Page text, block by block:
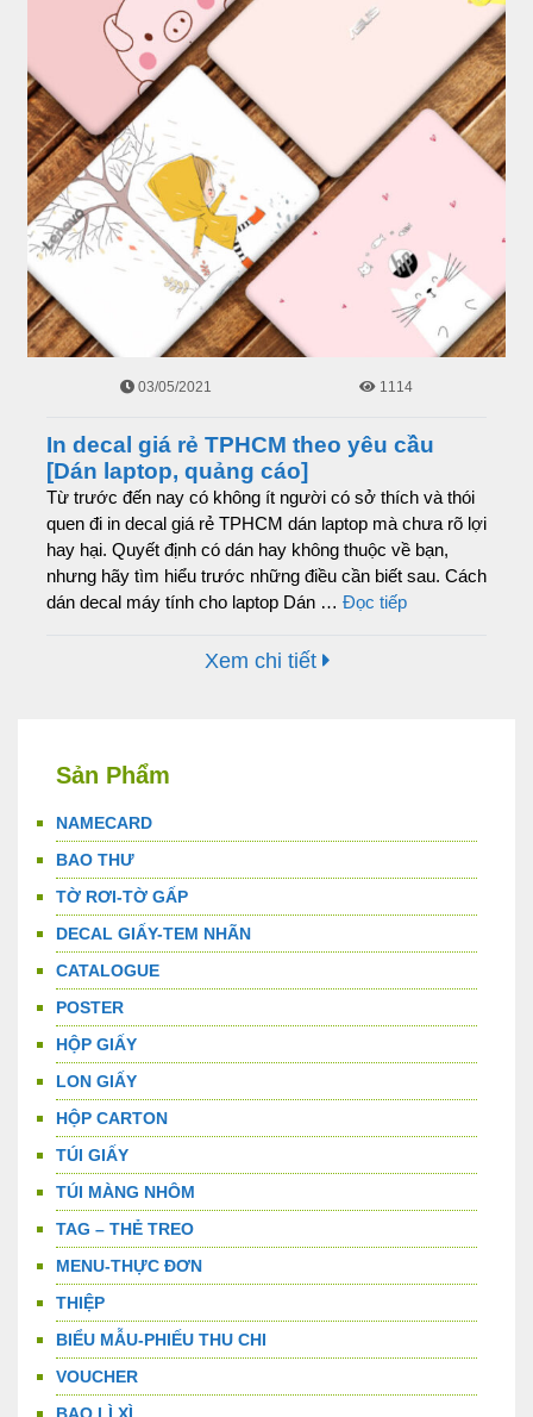
03/05/2021 1114
In decal giá rẻ TPHCM theo yêu cầu
[Dán laptop, quảng cáo]
Từ trước đến nay có không ít người có sở thích và thói
quen đi in decal giá rẻ TPHCM dán laptop mà chưa rõ lợi
hay hại. Quyết định có dán hay không thuộc về bạn,
nhưng hãy tìm hiểu trước những điều cần biết sau. Cách
dán decal máy tính cho laptop Dán … Đọc tiếp
Xem chi tiết
Sản Phẩm
NAMECARD
BAO THƯ
TỜ RƠI-TỜ GẤP
DECAL GIẤY-TEM NHÃN
CATALOGUE
POSTER
HỘP GIẤY
LON GIẤY
HỘP CARTON
TÚI GIẤY
TÚI MÀNG NHÔM
TAG – THẺ TREO
MENU-THỰC ĐƠN
THIỆP
BIỂU MẪU-PHIẾU THU CHI
VOUCHER
BAO LÌ XÌ